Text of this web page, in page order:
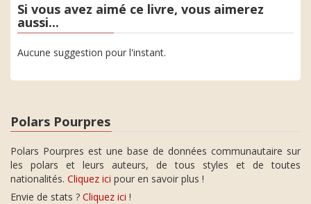
Si vous avez aimé ce livre, vous aimerez
aussi...
Aucune suggestion pour l'instant.
Polars Pourpres
Polars Pourpres est une base de données communautaire sur
les polars et leurs auteurs, de tous styles et de toutes
nationalités. Cliquez ici pour en savoir plus !
Envie de stats ? Cliquez ici !